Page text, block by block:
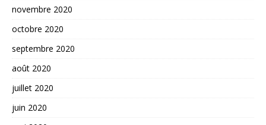
novembre 2020
octobre 2020
septembre 2020
août 2020
juillet 2020
juin 2020